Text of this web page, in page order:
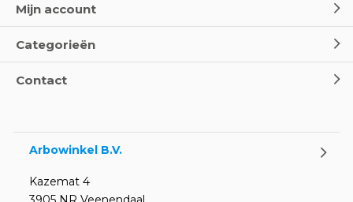
Mijn account
Categorieën
Contact
Arbowinkel B.V.
Kazemat 4